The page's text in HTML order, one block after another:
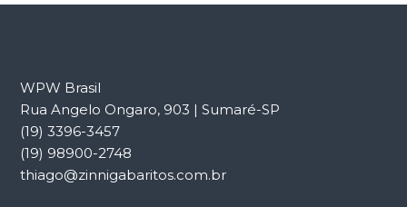
WPW Brasil
Rua Angelo Ongaro, 903 | Sumaré-SP
(19) 3396-3457
(19) 98900-2748
thiago@zinnigabaritos.com.br